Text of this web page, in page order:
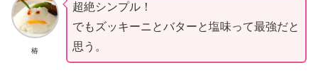
椿
超絶シンプル！
でもズッキーニとバターと塩味って最強だと
思う。